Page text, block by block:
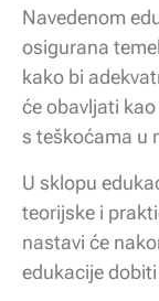
Navedenom
osigurana
kako bi
će obavljati
s teškoćama u
U sklopu
teorijske i
nastavi će
edukacije